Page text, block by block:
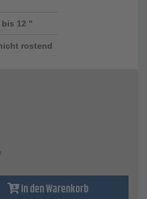
bis 12 ''
rostend
In den Warenkorb